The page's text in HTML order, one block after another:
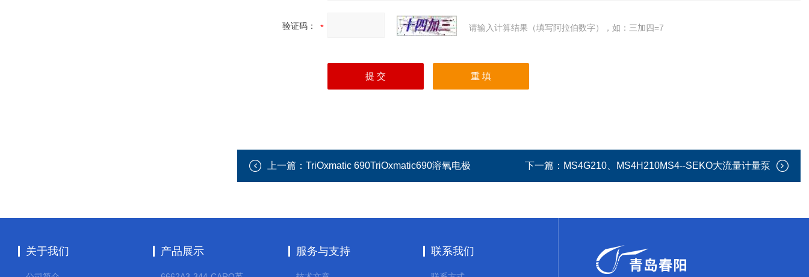
验证码： 请输入计算结果（填写阿拉伯数字），如：三加四=7
上一篇： TriOxmatic 690TriOxmatic690溶氧电极 下一篇： MS4G210、MS4H210MS4--SEKO大流量计量泵
关于我们 产品展示 服务与支持 联系我们